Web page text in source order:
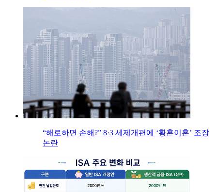
“해로하면 손해?” 8·3 세제개편에 ‘황혼이혼’ 조장
논란